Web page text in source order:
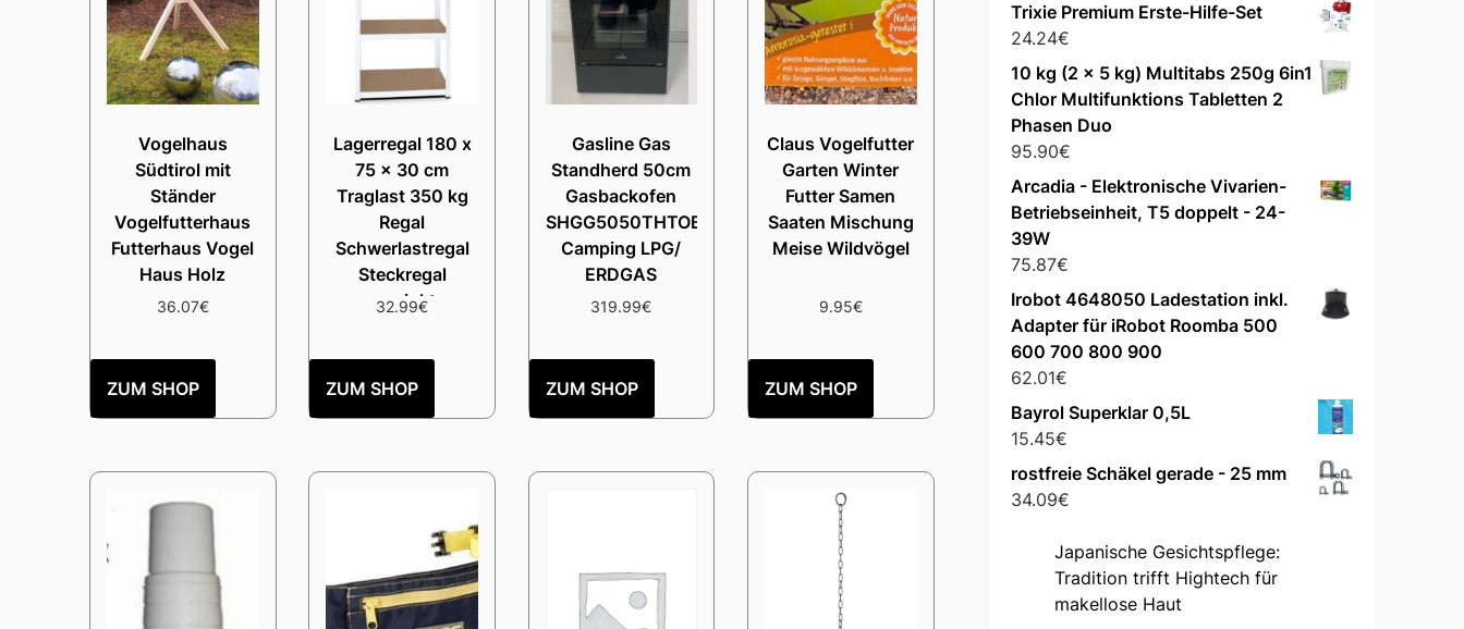
Vogelhaus
Südtirol mit
Ständer
Vogelfutterhaus
Futterhaus Vogel
Haus Holz
36.07€
ZUM SHOP
Lagerregal 180 x
75 x 30 cm
Traglast 350 kg
Regal
Schwerlastregal
Steckregal
verzinkt
32.99€
ZUM SHOP
Gasline Gas
Standherd 50cm
Gasbackofen
SHGG5050THTOB
Camping LPG/
ERDGAS
319.99€
ZUM SHOP
Claus Vogelfutter
Garten Winter
Futter Samen
Saaten Mischung
Meise Wildvögel
9.95€
ZUM SHOP
Trixie Premium Erste-Hilfe-Set
24.24€
10 kg (2 x 5 kg) Multitabs 250g 6in1
Chlor Multifunktions Tabletten 2
Phasen Duo
95.90€
Arcadia - Elektronische Vivarien-
Betriebseinheit, T5 doppelt - 24-
39W
75.87€
Irobot 4648050 Ladestation inkl.
Adapter für iRobot Roomba 500
600 700 800 900
62.01€
Bayrol Superklar 0,5L
15.45€
rostfreie Schäkel gerade - 25 mm
34.09€
Japanische Gesichtspflege:
Tradition trifft Hightech für
makellose Haut